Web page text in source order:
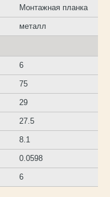
Монтажная планка
металл
6
75
29
27.5
8.1
0.0598
6